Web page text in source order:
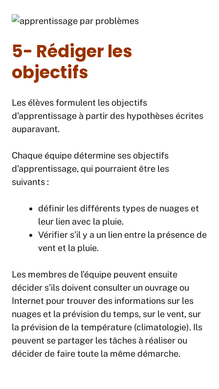
5- Rédiger les
objectifs
Les élèves formulent les objectifs
d’apprentissage à partir des hypothèses écrites
auparavant.
Chaque équipe détermine ses objectifs
d’apprentissage, qui pourraient être les
suivants :
définir les différents types de nuages et
leur lien avec la pluie.
Vérifier s’il y a un lien entre la présence de
vent et la pluie.
Les membres de l’équipe peuvent ensuite
décider s’ils doivent consulter un ouvrage ou
Internet pour trouver des informations sur les
nuages et la prévision du temps, sur le vent, sur
la prévision de la température (climatologie). Ils
peuvent se partager les tâches à réaliser ou
décider de faire toute la même démarche.